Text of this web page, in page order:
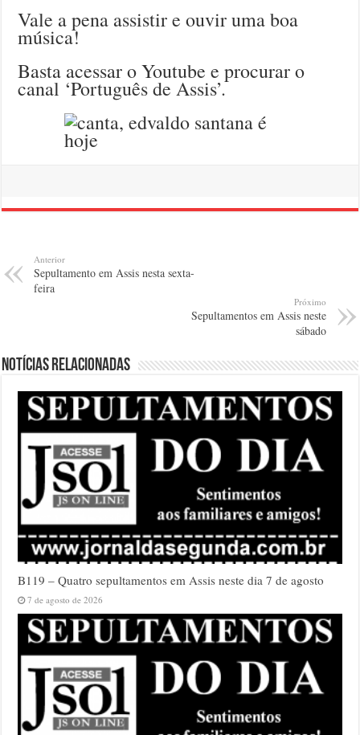
Vale a pena assistir e ouvir uma boa
música!
Basta acessar o Youtube e procurar o
canal ‘Português de Assis’.
Anterior
Sepultamento em Assis nesta sexta-
feira
Próximo
Sepultamentos em Assis neste
sábado
Notícias relacionadas
B119 – Quatro sepultamentos em Assis neste dia 7 de agosto
7 de agosto de 2026